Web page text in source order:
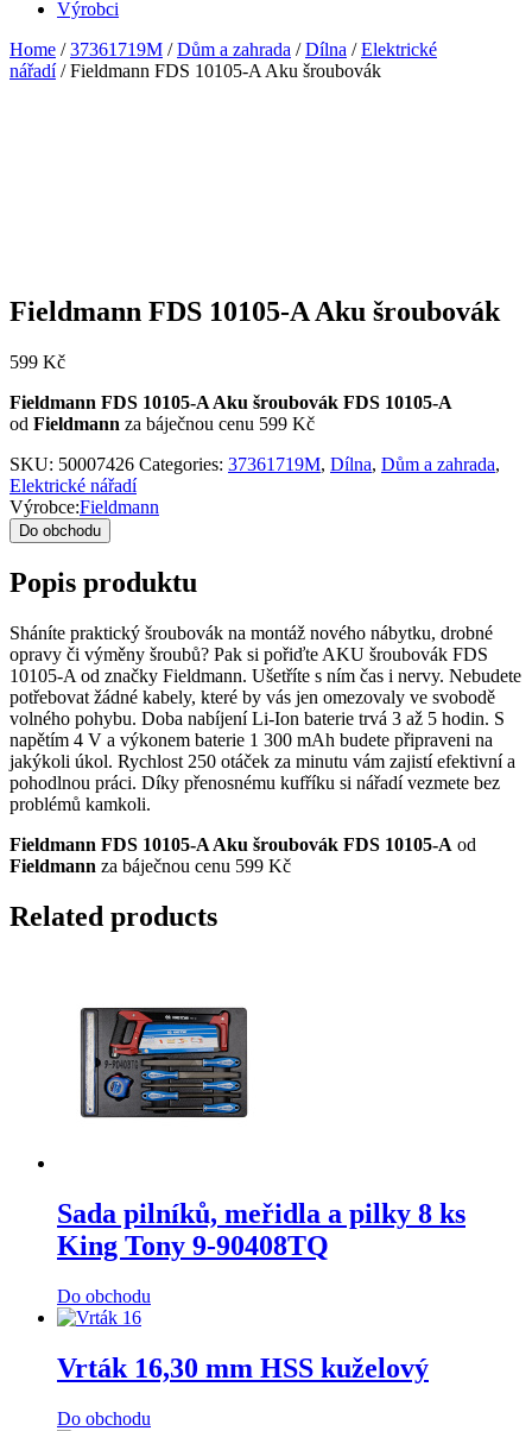
Výrobci
Home /37361719M /Dům a zahrada /Dílna /Elektrické
nářadí/ Fieldmann FDS 10105-A Aku šroubovák
Fieldmann FDS 10105-A Aku šroubovák
599 Kč
Fieldmann FDS 10105-A Aku šroubovák FDS 10105-A
od Fieldmann za báječnou cenu 599 Kč
SKU: 50007426 Categories: 37361719M, Dílna, Dům a zahrada,
Elektrické nářadí
Výrobce:Fieldmann
Do obchodu
Popis produktu
Sháníte praktický šroubovák na montáž nového nábytku, drobné
opravy či výměny šroubů? Pak si pořiďte AKU šroubovák FDS
10105-A od značky Fieldmann. Ušetříte s ním čas i nervy. Nebudete
potřebovat žádné kabely, které by vás jen omezovaly ve svobodě
volného pohybu. Doba nabíjení Li-Ion baterie trvá 3 až 5 hodin. S
napětím 4 V a výkonem baterie 1 300 mAh budete připraveni na
jakýkoli úkol. Rychlost 250 otáček za minutu vám zajistí efektivní a
pohodlnou práci. Díky přenosnému kufříku si nářadí vezmete bez
problémů kamkoli.
Fieldmann FDS 10105-A Aku šroubovák FDS 10105-A od
Fieldmann za báječnou cenu 599 Kč
Related products
Sada pilníků, meřidla a pilky 8 ks
King Tony 9-90408TQ
Do obchodu
Vrták 16,30 mm HSS kuželový
Do obchodu